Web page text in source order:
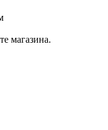
магазина.